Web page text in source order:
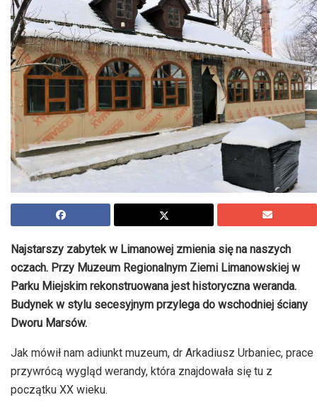
Najstarszy zabytek w Limanowej zmienia się na naszych
oczach. Przy Muzeum Regionalnym Ziemi Limanowskiej w
Parku Miejskim rekonstruowana jest historyczna weranda.
Budynek w stylu secesyjnym przylega do wschodniej ściany
Dworu Marsów.
Jak mówił nam adiunkt muzeum, dr Arkadiusz Urbaniec, prace
przywrócą wygląd werandy, która znajdowała się tu z
początku XX wieku.